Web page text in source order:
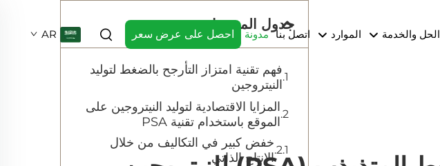
الحل والخدمة الموارد اتصل بنا مدونة احصل على عرض سعر AR
جدول المحتويات
فهم تقنية امتزاز التأرجح بالضغط لتوليد
النيتروجين
المزايا الاقتصادية لتوليد النيتروجين على
الموقع باستخدام تقنية PSA
خفض كبير في التكاليف من خلال
الإنتاج الذاتي